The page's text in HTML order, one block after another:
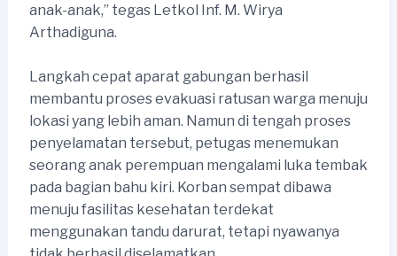
anak-anak,” tegas Letkol Inf. M. Wirya
Arthadiguna.
Langkah cepat aparat gabungan berhasil
membantu proses evakuasi ratusan warga menuju
lokasi yang lebih aman. Namun di tengah proses
penyelamatan tersebut, petugas menemukan
seorang anak perempuan mengalami luka tembak
pada bagian bahu kiri. Korban sempat dibawa
menuju fasilitas kesehatan terdekat
menggunakan tandu darurat, tetapi nyawanya